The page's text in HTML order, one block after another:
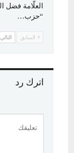
العلّامة فضل
“حزب…
السابق التالي
اترك رد